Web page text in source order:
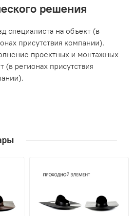
решения
специалиста на объект (в
присутствия компании).
проектных и монтажных
(в регионах присутствия